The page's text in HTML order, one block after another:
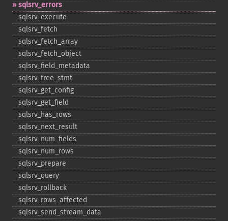
sqlsrv_​errors
sqlsrv_​execute
sqlsrv_​fetch
sqlsrv_​fetch_​array
sqlsrv_​fetch_​object
sqlsrv_​field_​metadata
sqlsrv_​free_​stmt
sqlsrv_​get_​config
sqlsrv_​get_​field
sqlsrv_​has_​rows
sqlsrv_​next_​result
sqlsrv_​num_​fields
sqlsrv_​num_​rows
sqlsrv_​prepare
sqlsrv_​query
sqlsrv_​rollback
sqlsrv_​rows_​affected
sqlsrv_​send_​stream_​data